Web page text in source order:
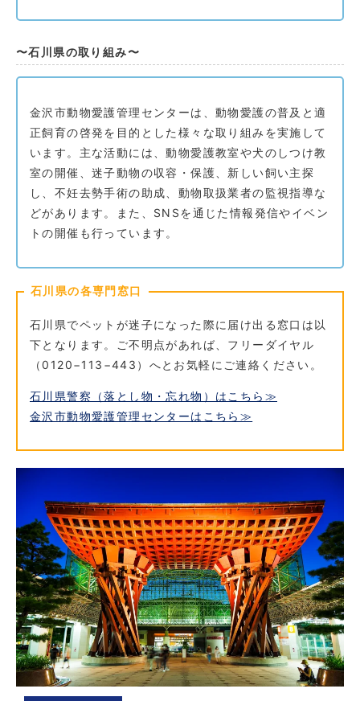
〜石川県の取り組み〜
金沢市動物愛護管理センターは、動物愛護の普及と適
正飼育の啓発を目的とした様々な取り組みを実施して
います。主な活動には、動物愛護教室や犬のしつけ教
室の開催、迷子動物の収容・保護、新しい飼い主探
し、不妊去勢手術の助成、動物取扱業者の監視指導な
どがあります。また、SNSを通じた情報発信やイベン
トの開催も行っています。
石川県の各専門窓口
石川県でペットが迷子になった際に届け出る窓口は以
下となります。ご不明点があれば、フリーダイヤル
（0120−113−443）へとお気軽にご連絡ください。
石川県警察（落とし物・忘れ物）はこちら≫
金沢市動物愛護管理センターはこちら≫